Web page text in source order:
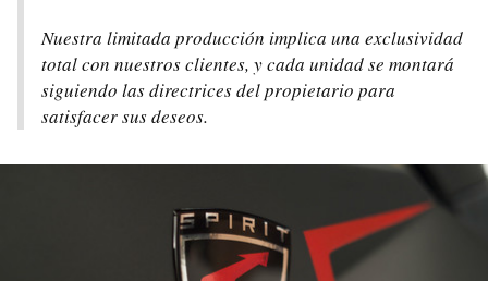
Nuestra limitada producción implica una exclusividad
total con nuestros clientes, y cada unidad se montará
siguiendo las directrices del propietario para
satisfacer sus deseos.